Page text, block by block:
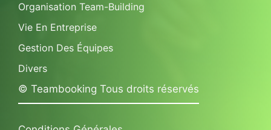
Organisation Team-Building
Vie En Entreprise
Gestion Des Équipes
Divers
© Teambooking Tous droits réservés